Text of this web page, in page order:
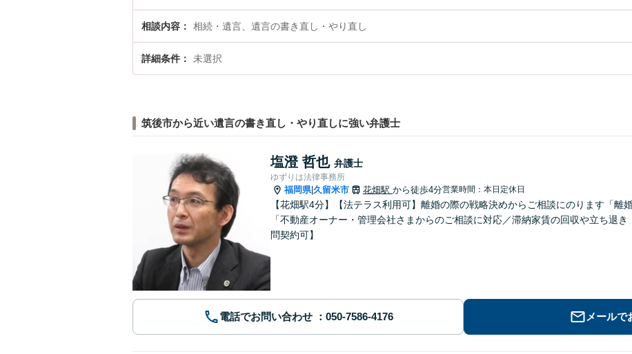
相談内容 相続・遺言、遺言の書き直し・やり直し
詳細条件 未選択
筑後市から近い遺言の書き直し・やり直しに強い弁護士
塩澄 哲也 弁護士
ゆずりは法律事務所
福岡県|久留米市 花畑駅 から徒歩4分営業時間：本日定休日
【花畑駅4分】【法テラス利用可】離婚の際の戦略決めからご相談にのります「離
「不動産オーナー・管理会社さまからのご相談に対応／滞納家賃の回収や立ち退
問契約可】
電話でお問い合わせ メールで